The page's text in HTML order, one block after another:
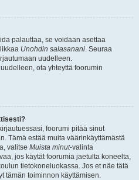
palauttaa, se voidaan asettaa
Unohdin salasanani. Seuraa
uudelleen.
ota yhteyttä foorumin
foorumi pitää sinut
Tämä estää muita väärinkäyttämästä
valitse Muista minut-valinta
jos käytät foorumia jaetulta koneelta,
tietokoneluokassa. Jos et näe tätä
tämän toiminnon käyttämisen.